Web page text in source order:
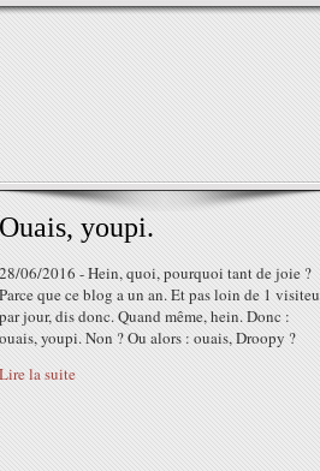
Ouais, youpi.
28/06/2016 - Hein, quoi, pourquoi tant de joie ?
Parce que ce blog a un an. Et pas loin de 1
par jour, dis donc. Quand même, hein. Donc :
ouais, youpi. Non ? Ou alors : ouais, Droopy ?
Lire la suite